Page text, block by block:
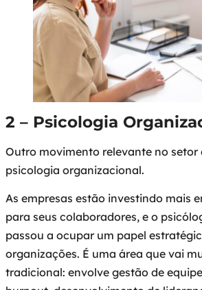
2 – Psicologia
Outro movimento relevante no setor
psicologia organizacional.
As empresas estão investindo mais
para seus colaboradores, e o
passou a ocupar um papel
organizações. É uma área que vai
tradicional: envolve gestão de